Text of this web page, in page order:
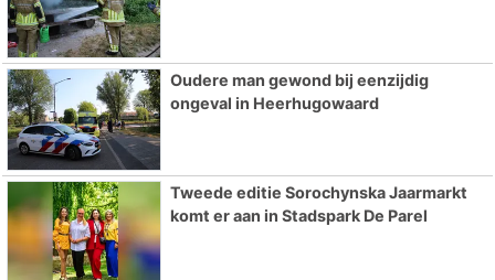
Oudere man gewond bij eenzijdig
ongeval in Heerhugowaard
Tweede editie Sorochynska Jaarmarkt
komt er aan in Stadspark De Parel